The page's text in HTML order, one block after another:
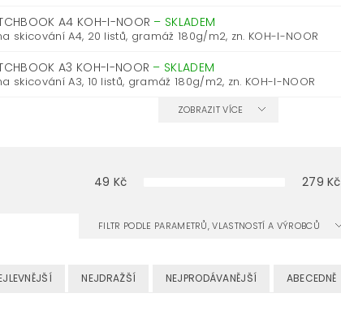
A4 KOH-I-NOOR – SKLADEM
skicování A4, 20 listů, gramáž 180g/m2, zn. KOH-I-NOOR
A3 KOH-I-NOOR – SKLADEM
skicování A3, 10 listů, gramáž 180g/m2, zn. KOH-I-NOOR
ZOBRAZIT VÍCE
49 Kč 279 Kč
FILTR PODLE PARAMETRŮ, VLASTNOSTÍ A VÝROBCŮ
NEJDRAŽŠÍ NEJPRODÁVANĚJŠÍ ABECEDNĚ